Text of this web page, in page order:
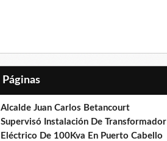
Páginas
Alcalde Juan Carlos Betancourt
Supervisó Instalación De Transformador
Eléctrico De 100Kva En Puerto Cabello